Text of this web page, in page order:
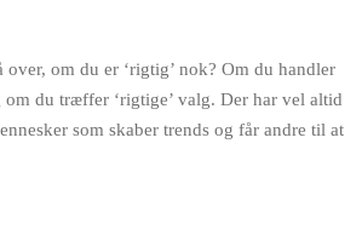
om du er ‘rigtig’ nok? Om du handler
om du træffer ‘rigtige’ valg. Der har vel altid
som skaber trends og får andre til at